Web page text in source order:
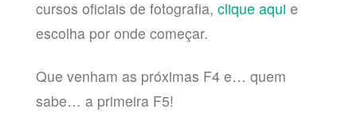
cursos oficiais de fotografia, clique aqui e
escolha por onde começar.
Que venham as próximas F4 e… quem
sabe… a primeira F5!